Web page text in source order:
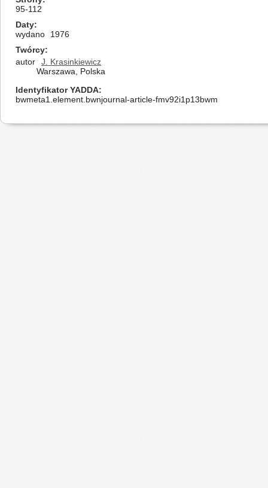
95-112
Daty
wydano
1976
Twórcy
autor
J. Krasinkiewicz
Warszawa, Polska
Identyfikator YADDA
bwmeta1.element.bwnjournal-article-fmv92i1p13bwm